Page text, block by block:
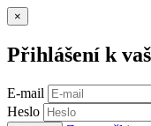
×
Přihlášení k
E-mail
Heslo